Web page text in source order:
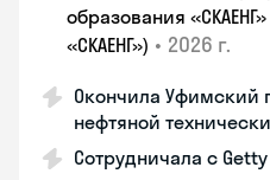
образования
«СКАЕНГ») • 2026 г.
Окончила Уфимский
нефтяной
Сотрудничала с